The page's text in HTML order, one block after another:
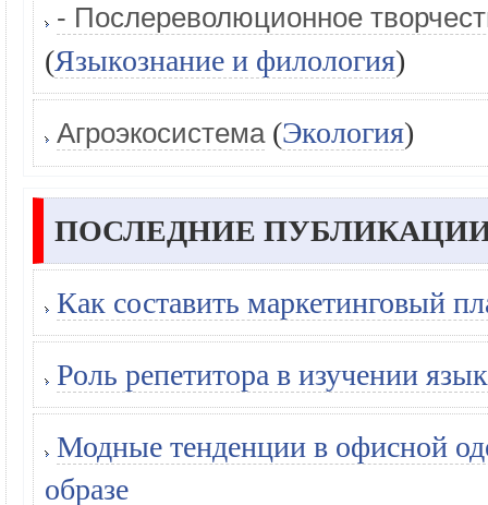
- Послереволюционное
(Языкознание и филология)
Агроэкосистема(Экология)
ПОСЛЕДНИЕ
Как составить маркетинговый
Роль репетитора в изучении
Модные тенденции в офисной
образе